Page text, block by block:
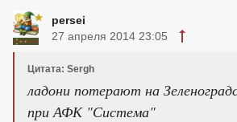
persei
27 апреля 2014 23:05
Цитата: Sergh
ладони потерают на
при АФК "Система"